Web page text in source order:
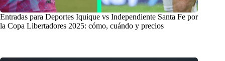
Entradas para Deportes Iquique vs Independiente Santa Fe por
la Copa Libertadores 2025: cómo, cuándo y precios